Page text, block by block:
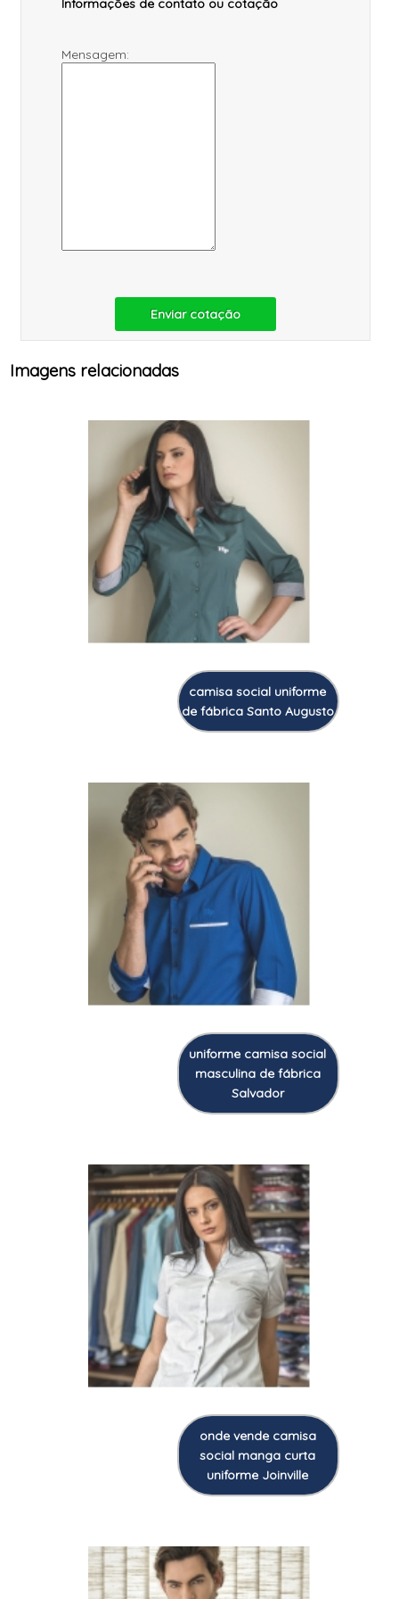
Informações de contato ou cotação
Mensagem:
Enviar cotação
Imagens relacionadas
camisa social uniforme
de fábrica Santo Augusto
uniforme camisa social
masculina de fábrica
Salvador
onde vende camisa
social manga curta
uniforme Joinville